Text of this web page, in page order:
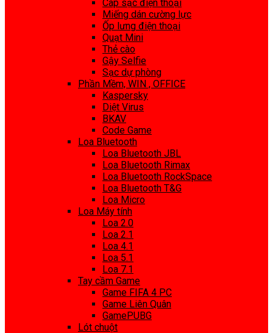
Cap sạc điện thoại
Miếng dán cường lực
Ốp lưng điện thoại
Quạt Mini
Thẻ cào
Gậy Selfie
Sạc dự phòng
Phần Mềm, WIN , OFFICE
Kaspersky
Diệt Virus
BKAV
Code Game
Loa Bluetooth
Loa Bluetooth JBL
Loa Bluetooth Rimax
Loa Bluetooth RockSpace
Loa Bluetooth T&G
Loa Micro
Loa Máy tính
Loa 2.0
Loa 2.1
Loa 4.1
Loa 5.1
Loa 7.1
Tay cầm Game
Game FIFA 4 PC
Game Liên Quân
GamePUBG
Lót chuột